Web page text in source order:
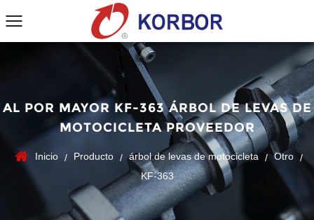
AL POR MAYOR KF-363 ÁRBOL DE LEVAS DE
MOTOCICLETA PROVEEDOR
Inicio / Producto / árbol de levas de motocicleta / Otro /
KF-363